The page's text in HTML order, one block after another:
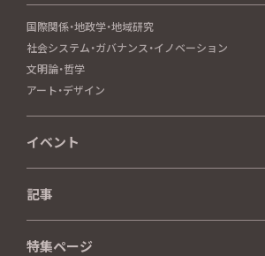
国際関係・地政学・地域研究
社会システム・ガバナンス・イノベーション
文明論・哲学
アート・デザイン
イベント
記事
特集ページ